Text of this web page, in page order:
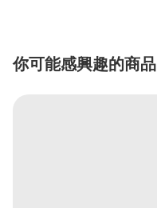
你可能感興趣的商品